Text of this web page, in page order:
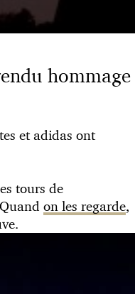
hommage
et adidas ont
tours de
on les regarde,